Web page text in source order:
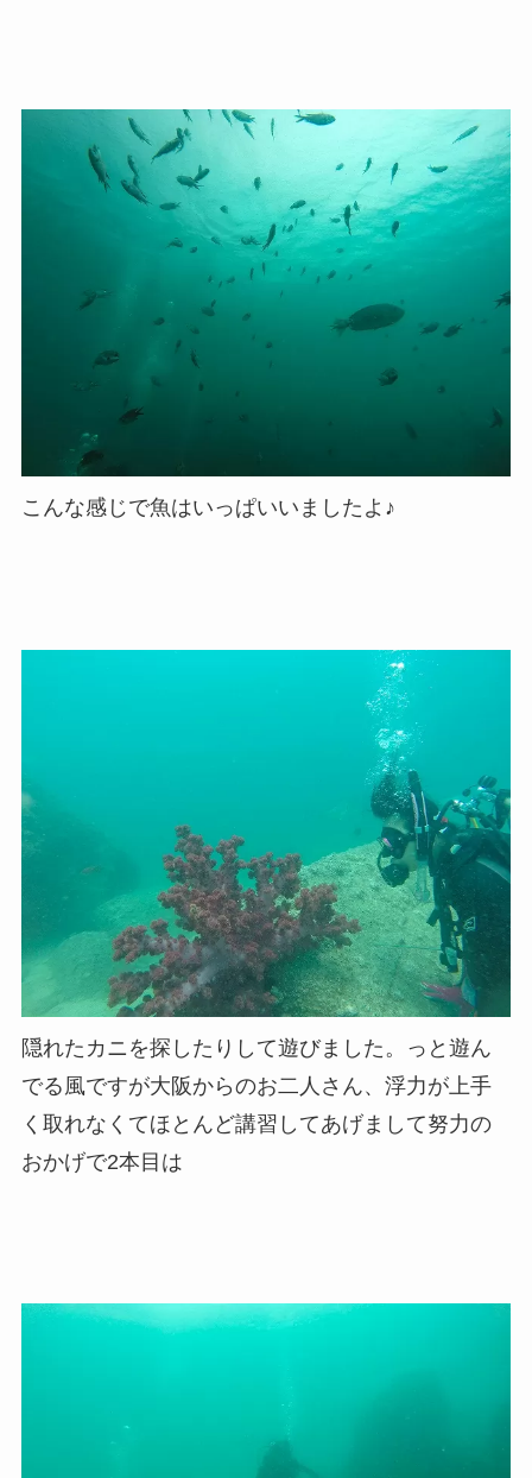
こんな感じで魚はいっぱいいましたよ♪
隠れたカニを探したりして遊びました。っと遊ん
でる風ですが大阪からのお二人さん、浮力が上手
く取れなくてほとんど講習してあげまして努力の
おかげで2本目は